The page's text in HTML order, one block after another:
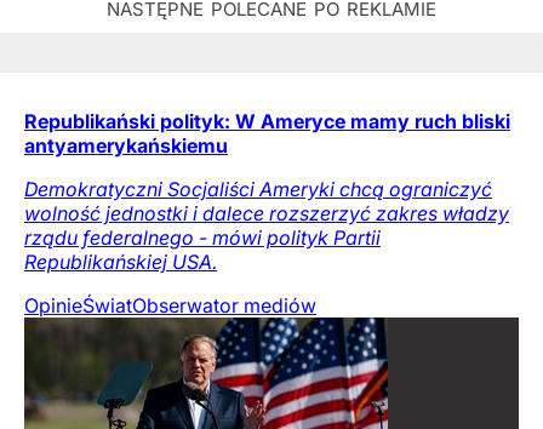
Republikański polityk: W Ameryce mamy ruch bliski
antyamerykańskiemu
Demokratyczni Socjaliści Ameryki chcą ograniczyć
wolność jednostki i dalece rozszerzyć zakres władzy
rządu federalnego - mówi polityk Partii
Republikańskiej USA.
OpinieŚwiatObserwator mediów